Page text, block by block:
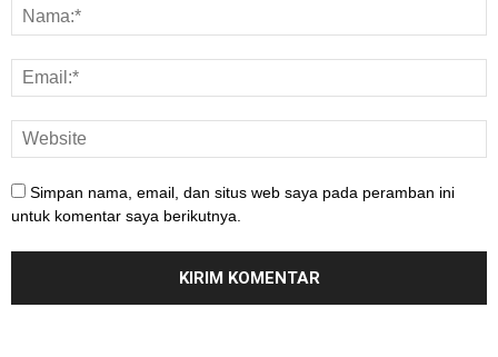
Simpan nama, email, dan situs web saya pada peramban ini
untuk komentar saya berikutnya.